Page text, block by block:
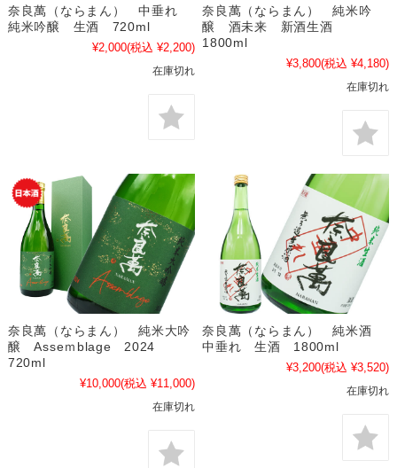
奈良萬（ならまん） 中垂れ
純米吟醸 生酒 720ml
¥2,000(税込 ¥2,200)
在庫切れ
奈良萬（ならまん） 純米吟
醸 酒未来 新酒生酒
1800ml
¥3,800(税込 ¥4,180)
在庫切れ
奈良萬（ならまん） 純米大吟
醸 Asseｍblage 2024
720ml
¥10,000(税込 ¥11,000)
在庫切れ
奈良萬（ならまん） 純米酒
中垂れ 生酒 1800ml
¥3,200(税込 ¥3,520)
在庫切れ